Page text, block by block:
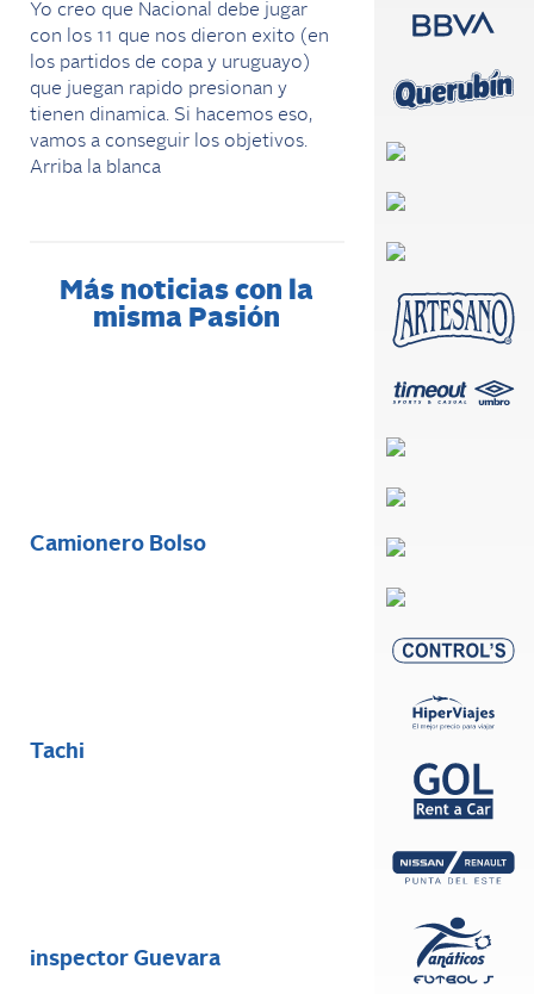
Yo creo que Nacional debe jugar
con los 11 que nos dieron exito (en
los partidos de copa y uruguayo)
que juegan rapido presionan y
tienen dinamica. Si hacemos eso,
vamos a conseguir los objetivos.
Arriba la blanca
Más noticias con la
misma Pasión
Camionero Bolso
Tachi
inspector Guevara